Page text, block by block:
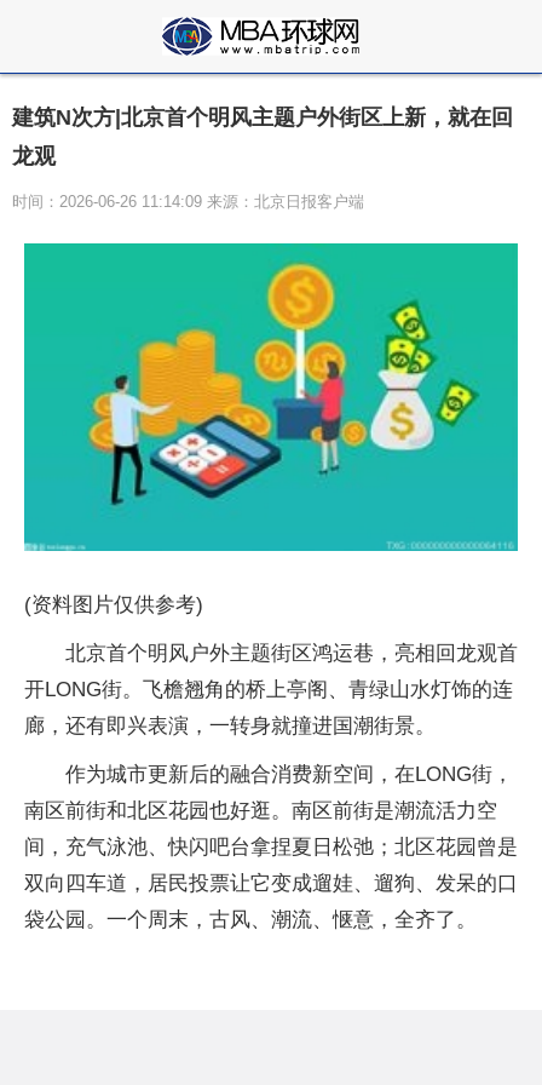
建筑N次方|北京首个明风主题户外街区上新，就在回
龙观
时间：2026-06-26 11:14:09 来源：北京日报客户端
(资料图片仅供参考)
北京首个明风户外主题街区鸿运巷，亮相回龙观首
开LONG街。飞檐翘角的桥上亭阁、青绿山水灯饰的连
廊，还有即兴表演，一转身就撞进国潮街景。
作为城市更新后的融合消费新空间，在LONG街，
南区前街和北区花园也好逛。南区前街是潮流活力空
间，充气泳池、快闪吧台拿捏夏日松弛；北区花园曾是
双向四车道，居民投票让它变成遛娃、遛狗、发呆的口
袋公园。一个周末，古风、潮流、惬意，全齐了。